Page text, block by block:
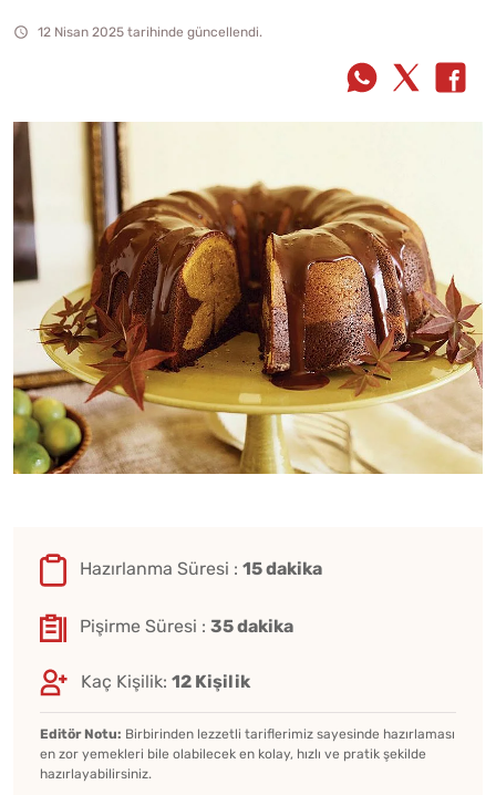
12 Nisan 2025 tarihinde güncellendi.
Hazırlanma Süresi : 15 dakika
Pişirme Süresi : 35 dakika
Kaç Kişilik: 12 Kişilik
Editör Notu: Birbirinden lezzetli tariflerimiz sayesinde hazırlaması
en zor yemekleri bile olabilecek en kolay, hızlı ve pratik şekilde
hazırlayabilirsiniz.